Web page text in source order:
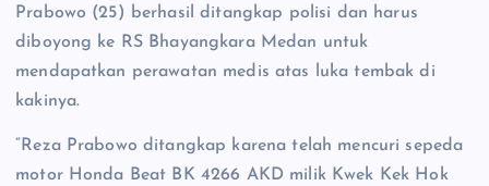
Prabowo (25) berhasil ditangkap polisi dan harus
diboyong ke RS Bhayangkara Medan untuk
mendapatkan perawatan medis atas luka tembak di
kakinya.
“Reza Prabowo ditangkap karena telah mencuri sepeda
motor Honda Beat BK 4266 AKD milik Kwek Kek Hok